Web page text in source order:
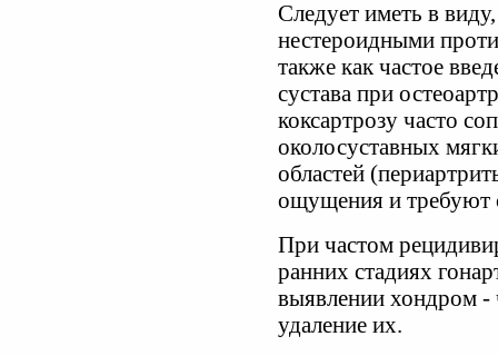
Следует иметь в
нестероидными
также как частое
сустава при
коксартрозу часто
околосуставных
областей
ощущения и требуют
При частом
ранних стадиях
выявлении хондром -
удаление их.